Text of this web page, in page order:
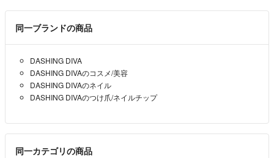
同一ブランドの商品
DASHING DIVA
DASHING DIVAのコスメ/美容
DASHING DIVAのネイル
DASHING DIVAのつけ爪/ネイルチップ
同一カテゴリの商品